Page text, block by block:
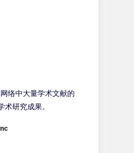
络中大量学术文献的
研究成果。